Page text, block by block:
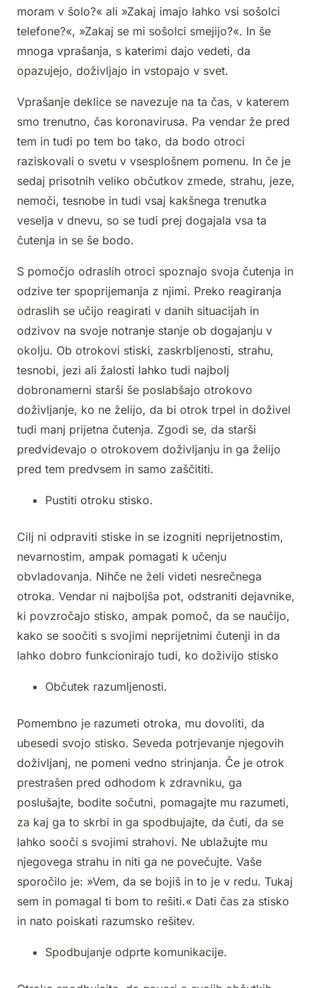
moram v šolo?« ali »Zakaj imajo lahko vsi sošolci
telefone?«, »Zakaj se mi sošolci smejijo?«. In še
mnoga vprašanja, s katerimi dajo vedeti, da
opazujejo, doživljajo in vstopajo v svet.
Vprašanje deklice se navezuje na ta čas, v katerem
smo trenutno, čas koronavirusa. Pa vendar že pred
tem in tudi po tem bo tako, da bodo otroci
raziskovali o svetu v vsesplošnem pomenu. In če je
sedaj prisotnih veliko občutkov zmede, strahu, jeze,
nemoči, tesnobe in tudi vsaj kakšnega trenutka
veselja v dnevu, so se tudi prej dogajala vsa ta
čutenja in se še bodo.
S pomočjo odraslih otroci spoznajo svoja čutenja in
odzive ter spoprijemanja z njimi. Preko reagiranja
odraslih se učijo reagirati v danih situacijah in
odzivov na svoje notranje stanje ob dogajanju v
okolju. Ob otrokovi stiski, zaskrbljenosti, strahu,
tesnobi, jezi ali žalosti lahko tudi najbolj
dobronamerni starši še poslabšajo otrokovo
doživljanje, ko ne želijo, da bi otrok trpel in doživel
tudi manj prijetna čutenja. Zgodi se, da starši
predvidevajo o otrokovem doživljanju in ga želijo
pred tem predvsem in samo zaščititi.
Pustiti otroku stisko.
Cilj ni odpraviti stiske in se izogniti neprijetnostim,
nevarnostim, ampak pomagati k učenju
obvladovanja. Nihče ne želi videti nesrečnega
otroka. Vendar ni najboljša pot, odstraniti dejavnike,
ki povzročajo stisko, ampak pomoč, da se naučijo,
kako se soočiti s svojimi neprijetnimi čutenji in da
lahko dobro funkcionirajo tudi, ko doživijo stisko
Občutek razumljenosti.
Pomembno je razumeti otroka, mu dovoliti, da
ubesedi svojo stisko. Seveda potrjevanje njegovih
doživljanj, ne pomeni vedno strinjanja. Če je otrok
prestrašen pred odhodom k zdravniku, ga
poslušajte, bodite sočutni, pomagajte mu razumeti,
za kaj ga to skrbi in ga spodbujajte, da čuti, da se
lahko sooči s svojimi strahovi. Ne ublažujte mu
njegovega strahu in niti ga ne povečujte. Vaše
sporočilo je: »Vem, da se bojiš in to je v redu. Tukaj
sem in pomagal ti bom to rešiti.« Dati čas za stisko
in nato poiskati razumsko rešitev.
Spodbujanje odprte komunikacije.